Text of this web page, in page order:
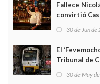
Fallece
convirtió
Asturias en
30 de Jun
El
Tribunal de
sobrecoste
30 de May